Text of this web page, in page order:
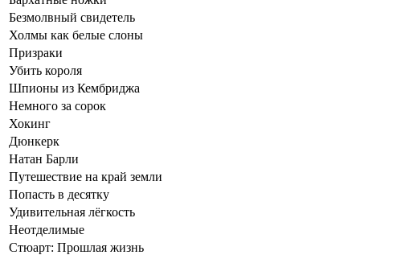
Безмолвный свидетель
Холмы как белые слоны
Призраки
Убить короля
Шпионы из Кембриджа
Немного за сорок
Хокинг
Дюнкерк
Натан Барли
Путешествие на край земли
Попасть в десятку
Удивительная лёгкость
Неотделимые
Стюарт: Прошлая жизнь